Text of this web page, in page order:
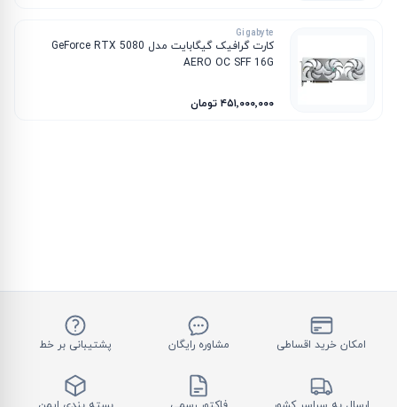
Gigabyte
کارت گرافیک گیگابایت مدل GeForce RTX 5080
AERO OC SFF 16G
۴۵۱٬۰۰۰٬۰۰۰ تومان
امکان خرید اقساطی مشاوره رایگان پشتیبانی بر خط